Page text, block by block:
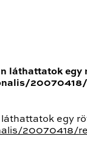
láthattatok egy
egy
20070418/